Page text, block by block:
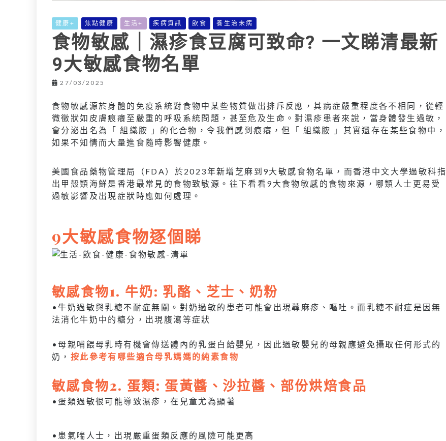
健康+ 焦點健康 生活+ 疾病資訊 飲食 養生治未病
食物敏感｜濕疹食豆腐可致命? 一文睇清最新
9大敏感食物名單
27/03/2025
食物敏感源於身體的免疫系統對食物中某些物質做出排斥反應，其病症嚴重程度各不相同，從輕
微徵狀如皮膚痕癢至嚴重的呼吸系統問題，甚至危及生命。對濕疹患者來說，當身體發生過敏，
會分泌出名為「 組織胺 」的化合物，令我們感到痕癢，但「 組織胺 」其實還存在某些食物中，
如果不知情而大量進食隨時影響健康。
美國食品藥物管理局（FDA）於2023年新增芝麻到9大敏感食物名單，而香港中文大學過敏科指
出甲殼類海鮮是香港最常見的食物致敏源。往下看看9大食物敏感的食物來源，哪類人士更易受
過敏影響及出現症狀時應如何處理。
9大敏感食物逐個睇
敏感食物1. 牛奶: 乳酪、芝士、奶粉
•牛奶過敏與乳糖不耐症無關。對奶過敏的患者可能會出現蕁麻疹、嘔吐。而乳糖不耐症是因無
法消化牛奶中的糖分，出現腹瀉等症狀
•母親哺餵母乳時有機會傳送體內的乳蛋白給嬰兒，因此過敏嬰兒的母親應避免攝取任何形式的
奶， 按此參考有哪些適合母乳媽媽的純素食物
敏感食物2. 蛋類: 蛋黃醬、沙拉醬、部份烘焙食品
•蛋類過敏很可能導致濕疹，在兒童尤為顯著
•患氣喘人士，出現嚴重蛋類反應的風險可能更高